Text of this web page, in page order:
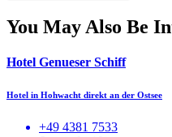
You May Also Be
Hotel Genueser Schiff
Hotel in Hohwacht direkt an der Ostsee
+49 4381 7533